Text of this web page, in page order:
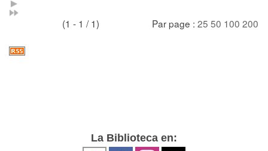
(1 - 1 / 1) Par page : 25 50 100 200
La Biblioteca en: